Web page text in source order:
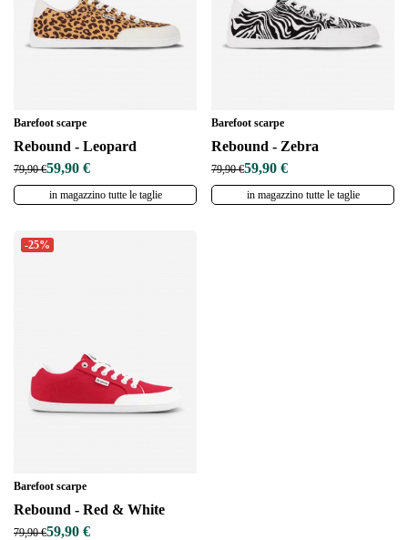
Barefoot scarpe
Rebound - Leopard
79,90 €59,90 €
in magazzino tutte le taglie
Barefoot scarpe
Rebound - Zebra
79,90 €59,90 €
in magazzino tutte le taglie
-25%
Barefoot scarpe
Rebound - Red & White
79,90 €59,90 €